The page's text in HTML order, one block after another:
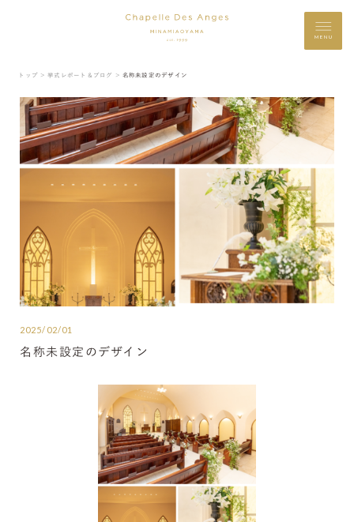
MENU
トップ ＞ 挙式レポート＆ブログ ＞ 名称未設定のデザイン
2025/02/01
名称未設定のデザイン